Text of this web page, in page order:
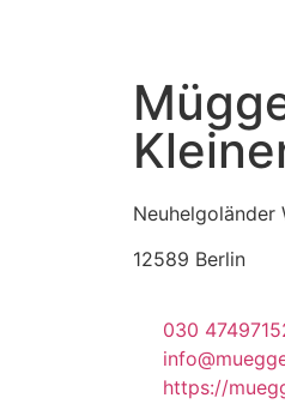
Neuhelgoländer
12589 Berlin
030
https://